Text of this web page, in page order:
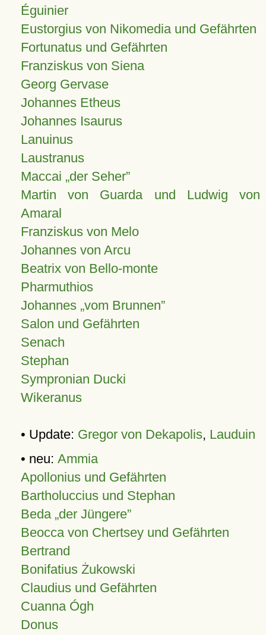
Éguinier
Eustorgius von Nikomedia und Gefährten
Fortunatus und Gefährten
Franziskus von Siena
Georg Gervase
Johannes Etheus
Johannes Isaurus
Lanuinus
Laustranus
Maccai „der Seher”
Martin von Guarda und Ludwig von
Amaral
Franziskus von Melo
Johannes von Arcu
Beatrix von Bello-monte
Pharmuthios
Johannes vom Brunnen
Salon und Gefährten
Senach
Stephan
Sympronian Ducki
Wikeranus
• Update: Gregor von Dekapolis, Lauduin
• neu: Ammia
Apollonius und Gefährten
Bartholuccius und Stephan
Beda „der Jüngere”
Beocca von Chertsey und Gefährten
Bertrand
Bonifatius Żukowski
Claudius und Gefährten
Cuanna Ógh
Donus